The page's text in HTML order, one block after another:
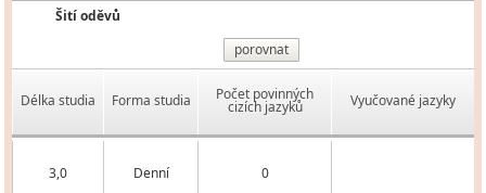
Šití oděvů
porovnat
Délka studia Forma studia Počet povinných
cizích jazyků Vyučované jazyky
3,0 Denní 0